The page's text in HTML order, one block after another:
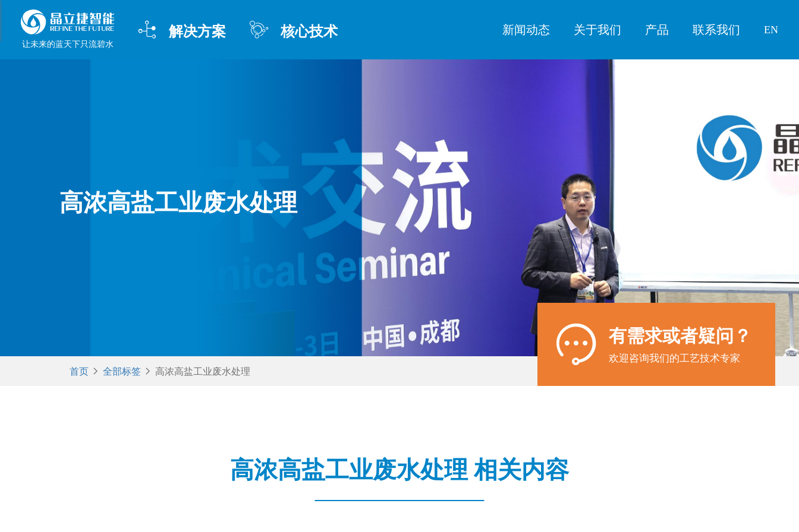
让未来的蓝天下只流碧水
 解决方案  核心技术 新闻动态 关于我们 产品 联系我们 EN
高浓高盐工业废水处理
首页  全部标签  高浓高盐工业废水处理
 有需求或者疑问？
欢迎咨询我们的工艺技术专家
高浓高盐工业废水处理 相关内容